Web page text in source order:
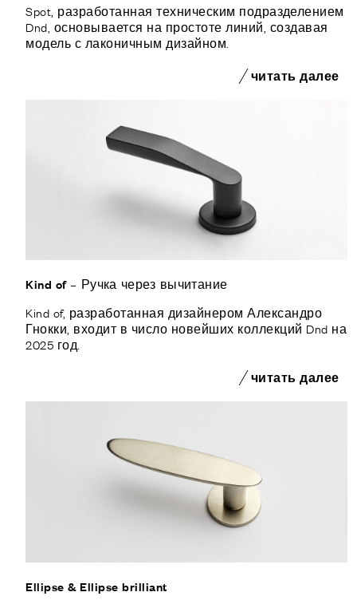
Spot, разработанная техническим подразделением
Dnd, основывается на простоте линий, создавая
модель с лаконичным дизайном.
читать далее
Kind of – Ручка через вычитание
Kind of, разработанная дизайнером Александро
Гнокки, входит в число новейших коллекций Dnd на
2025 год.
читать далее
Ellipse & Ellipse brilliant